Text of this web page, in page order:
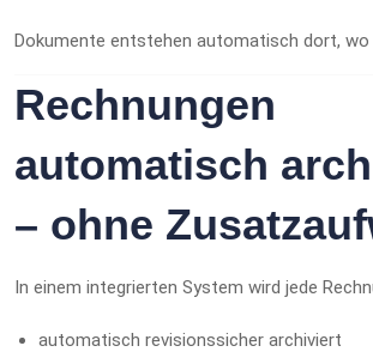
Dokumente entstehen automatisch dort, wo
Rechnungen
automatisch
– ohne
In einem integrierten System wird jede
automatisch revisionssicher archiviert